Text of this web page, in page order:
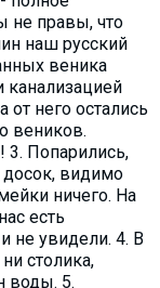
не правы, что
наш русский
веника
от него остались
веников.
3. Попарились,
досок, видимо
ничего. На
есть
не увидели. 4. В
столика,
воды. 5.